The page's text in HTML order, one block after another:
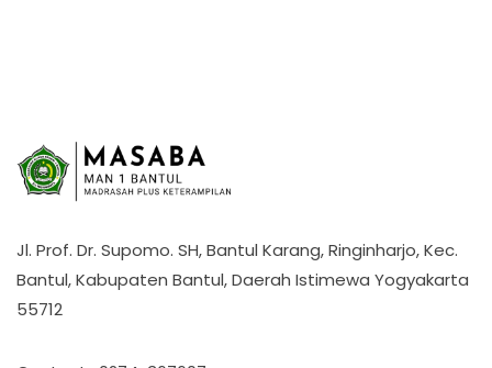
Jl. Prof. Dr. Supomo. SH, Bantul Karang, Ringinharjo, Kec.
Bantul, Kabupaten Bantul, Daerah Istimewa Yogyakarta
55712